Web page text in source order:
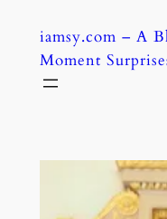
content
iamsy.com – A
Moment